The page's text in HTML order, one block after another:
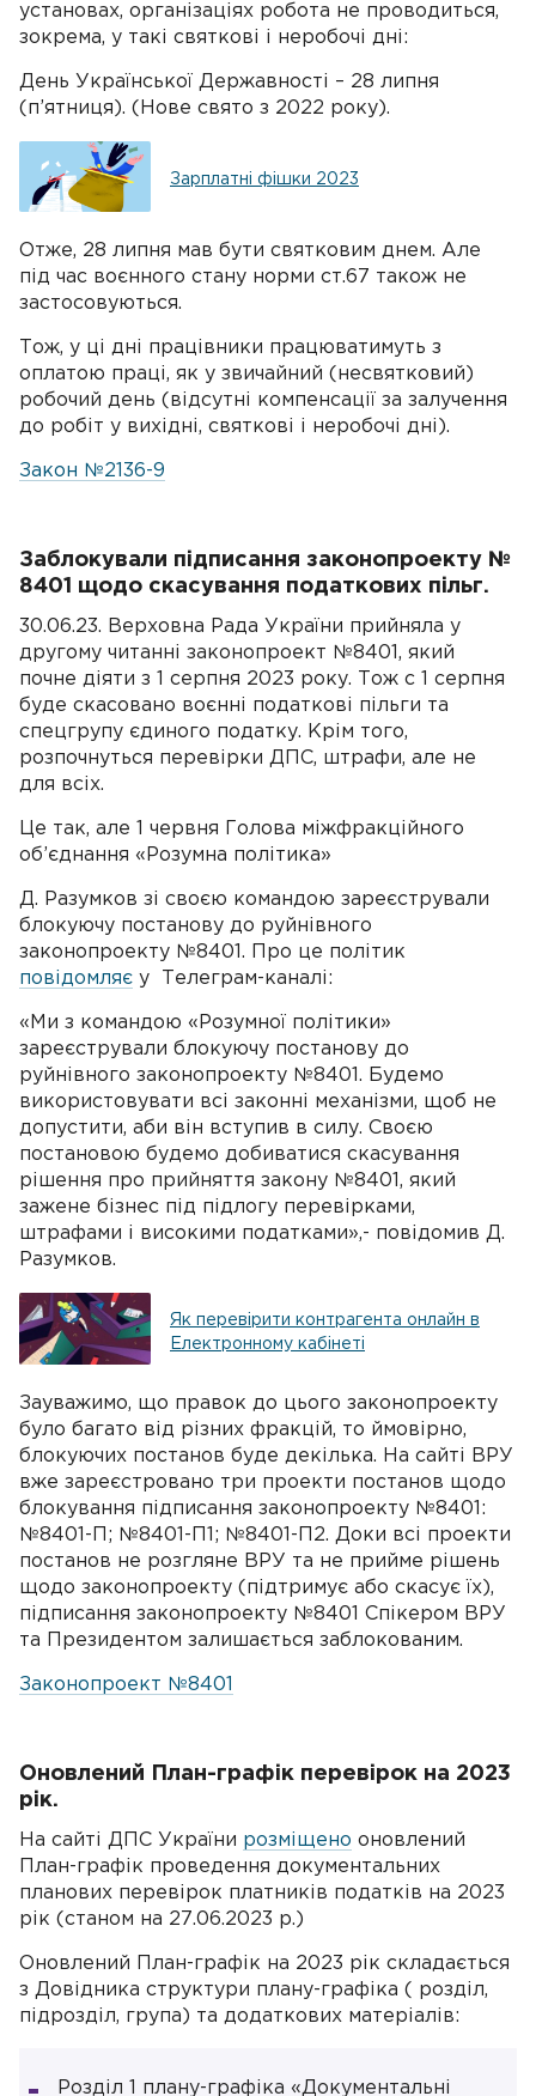
установах, організаціях робота не проводиться,
зокрема, у такі святкові і неробочі дні:
День Української Державності – 28 липня
(п’ятниця). (Нове свято з 2022 року).
Зарплатні фішки 2023
Отже, 28 липня мав бути святковим днем. Але
під час воєнного стану норми ст.67 також не
застосовуються.
Тож, у ці дні працівники працюватимуть з
оплатою праці, як у звичайний (несвятковий)
робочий день (відсутні компенсації за залучення
до робіт у вихідні, святкові і неробочі дні).
Закон №2136-9
Заблокували підписання законопроекту №
8401 щодо скасування податкових пільг.
30.06.23. Верховна Рада України прийняла у
другому читанні законопроект №8401, який
почне діяти з 1 серпня 2023 року. Тож с 1 серпня
буде скасовано воєнні податкові пільги та
спецгрупу єдиного податку. Крім того,
розпочнуться перевірки ДПС, штрафи, але не
для всіх.
Це так, але 1 червня Голова міжфракційного
об’єднання «Розумна політика»
Д. Разумков зі своєю командою зареєстрували
блокуючу постанову до руйнівного
законопроекту №8401. Про це політик
повідомляє у Телеграм-каналі:
«Ми з командою «Розумної політики»
зареєстрували блокуючу постанову до
руйнівного законопроекту №8401. Будемо
використовувати всі законні механізми, щоб не
допустити, аби він вступив в силу. Своєю
постановою будемо добиватися скасування
рішення про прийняття закону №8401, який
зажене бізнес під підлогу перевірками,
штрафами і високими податками»,- повідомив Д.
Разумков.
Як перевірити контрагента онлайн в
Електронному кабінеті
Зауважимо, що правок до цього законопроекту
було багато від різних фракцій, то ймовірно,
блокуючих постанов буде декілька. На сайті ВРУ
вже зареєстровано три проекти постанов щодо
блокування підписання законопроекту №8401:
№8401-П; №8401-П1; №8401-П2. Доки всі проекти
постанов не розгляне ВРУ та не прийме рішень
щодо законопроекту (підтримує або скасує їх),
підписання законопроекту №8401 Спікером ВРУ
та Президентом залишається заблокованим.
Законопроект №8401
Оновлений План-графік перевірок на 2023
рік.
На сайті ДПС України розміщено оновлений
План-графік проведення документальних
планових перевірок платників податків на 2023
рік (станом на 27.06.2023 р.)
Оновлений План-графік на 2023 рік складається
з Довідника структури плану-графіка ( розділ,
підрозділ, група) та додаткових матеріалів:
Розділ 1 плану-графіка «Документальні